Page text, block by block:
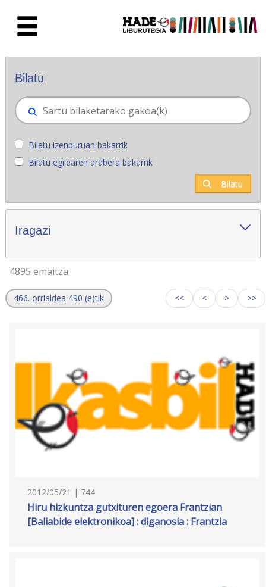
Eskuratu berriak - Liburutegia
Bilatu
Bilatu izenburuan bakarrik
Bilatu egilearen arabera bakarrik
Bilatu
Iragazi
4895 emaitza
466. orrialdea 490 (e)tik << < > >>
2012/05/21 | 744
Hiru hizkuntza gutxituren egoera Frantzian
[Baliabide elektronikoa] : diganosia : Frantzia